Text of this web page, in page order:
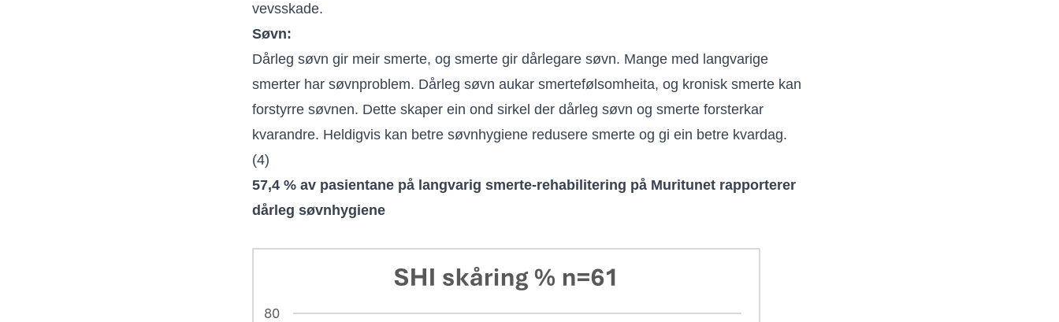
vevsskade.
Søvn:
Dårleg søvn gir meir smerte, og smerte gir dårlegare søvn. Mange med langvarige
smerter har søvnproblem. Dårleg søvn aukar smertefølsomheita, og kronisk smerte kan
forstyrre søvnen. Dette skaper ein ond sirkel der dårleg søvn og smerte forsterkar
kvarandre. Heldigvis kan betre søvnhygiene redusere smerte og gi ein betre kvardag.
(4)
57,4 % av pasientane på langvarig smerte-rehabilitering på Muritunet rapporterer
dårleg søvnhygiene